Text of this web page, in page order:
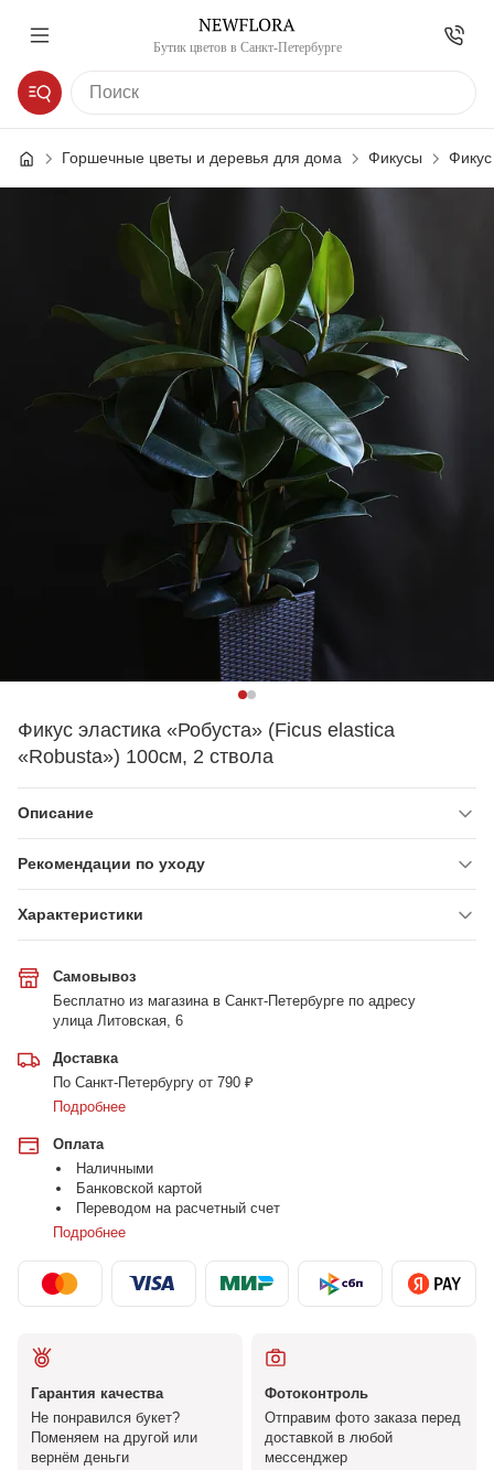
Бутик цветов в Санкт-Петербурге
Горшечные цветы и деревья для дома Фикусы Фикус
Фикус эластика «Робуста» (Ficus elastica
«Robusta») 100см, 2 ствола
Описание
Рекомендации по уходу
Характеристики
Самовывоз
Бесплатно из магазина в Санкт-Петербурге по адресу
улица Литовская, 6
Доставка
По Санкт-Петербургу от 790 ₽
Подробнее
Оплата
Наличными
Банковской картой
Переводом на расчетный счет
Подробнее
Гарантия качества
Не понравился букет?
Поменяем на другой или
вернём деньги
Фотоконтроль
Отправим фото заказа перед
доставкой в любой
мессенджер